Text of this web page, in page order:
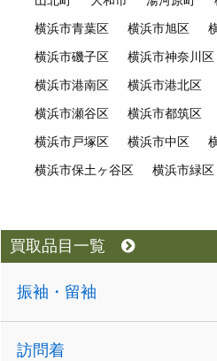
横浜市青葉区
横浜市旭区
横浜市磯子区
横浜市神奈川区
横浜市港南区
横浜市港北区
横浜市瀬谷区
横浜市都筑区
横浜市戸塚区
横浜市中区
横浜市保土ヶ谷区
横浜市緑区
買取品目一覧
振袖・留袖
訪問着